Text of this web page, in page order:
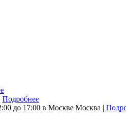
Подробнее
до 17:00 в Москве Москва |